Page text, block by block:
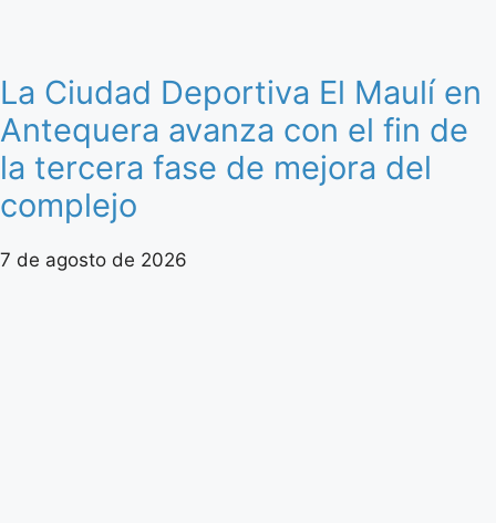
La Ciudad Deportiva El Maulí en
Antequera avanza con el fin de
la tercera fase de mejora del
complejo
7 de agosto de 2026